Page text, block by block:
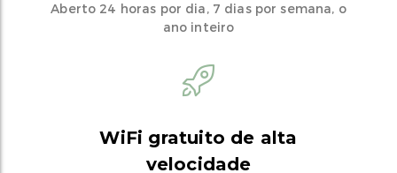
Aberto 24 horas por dia, 7 dias por semana, o
ano inteiro
WiFi gratuito de alta
velocidade